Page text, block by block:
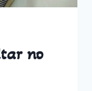
no